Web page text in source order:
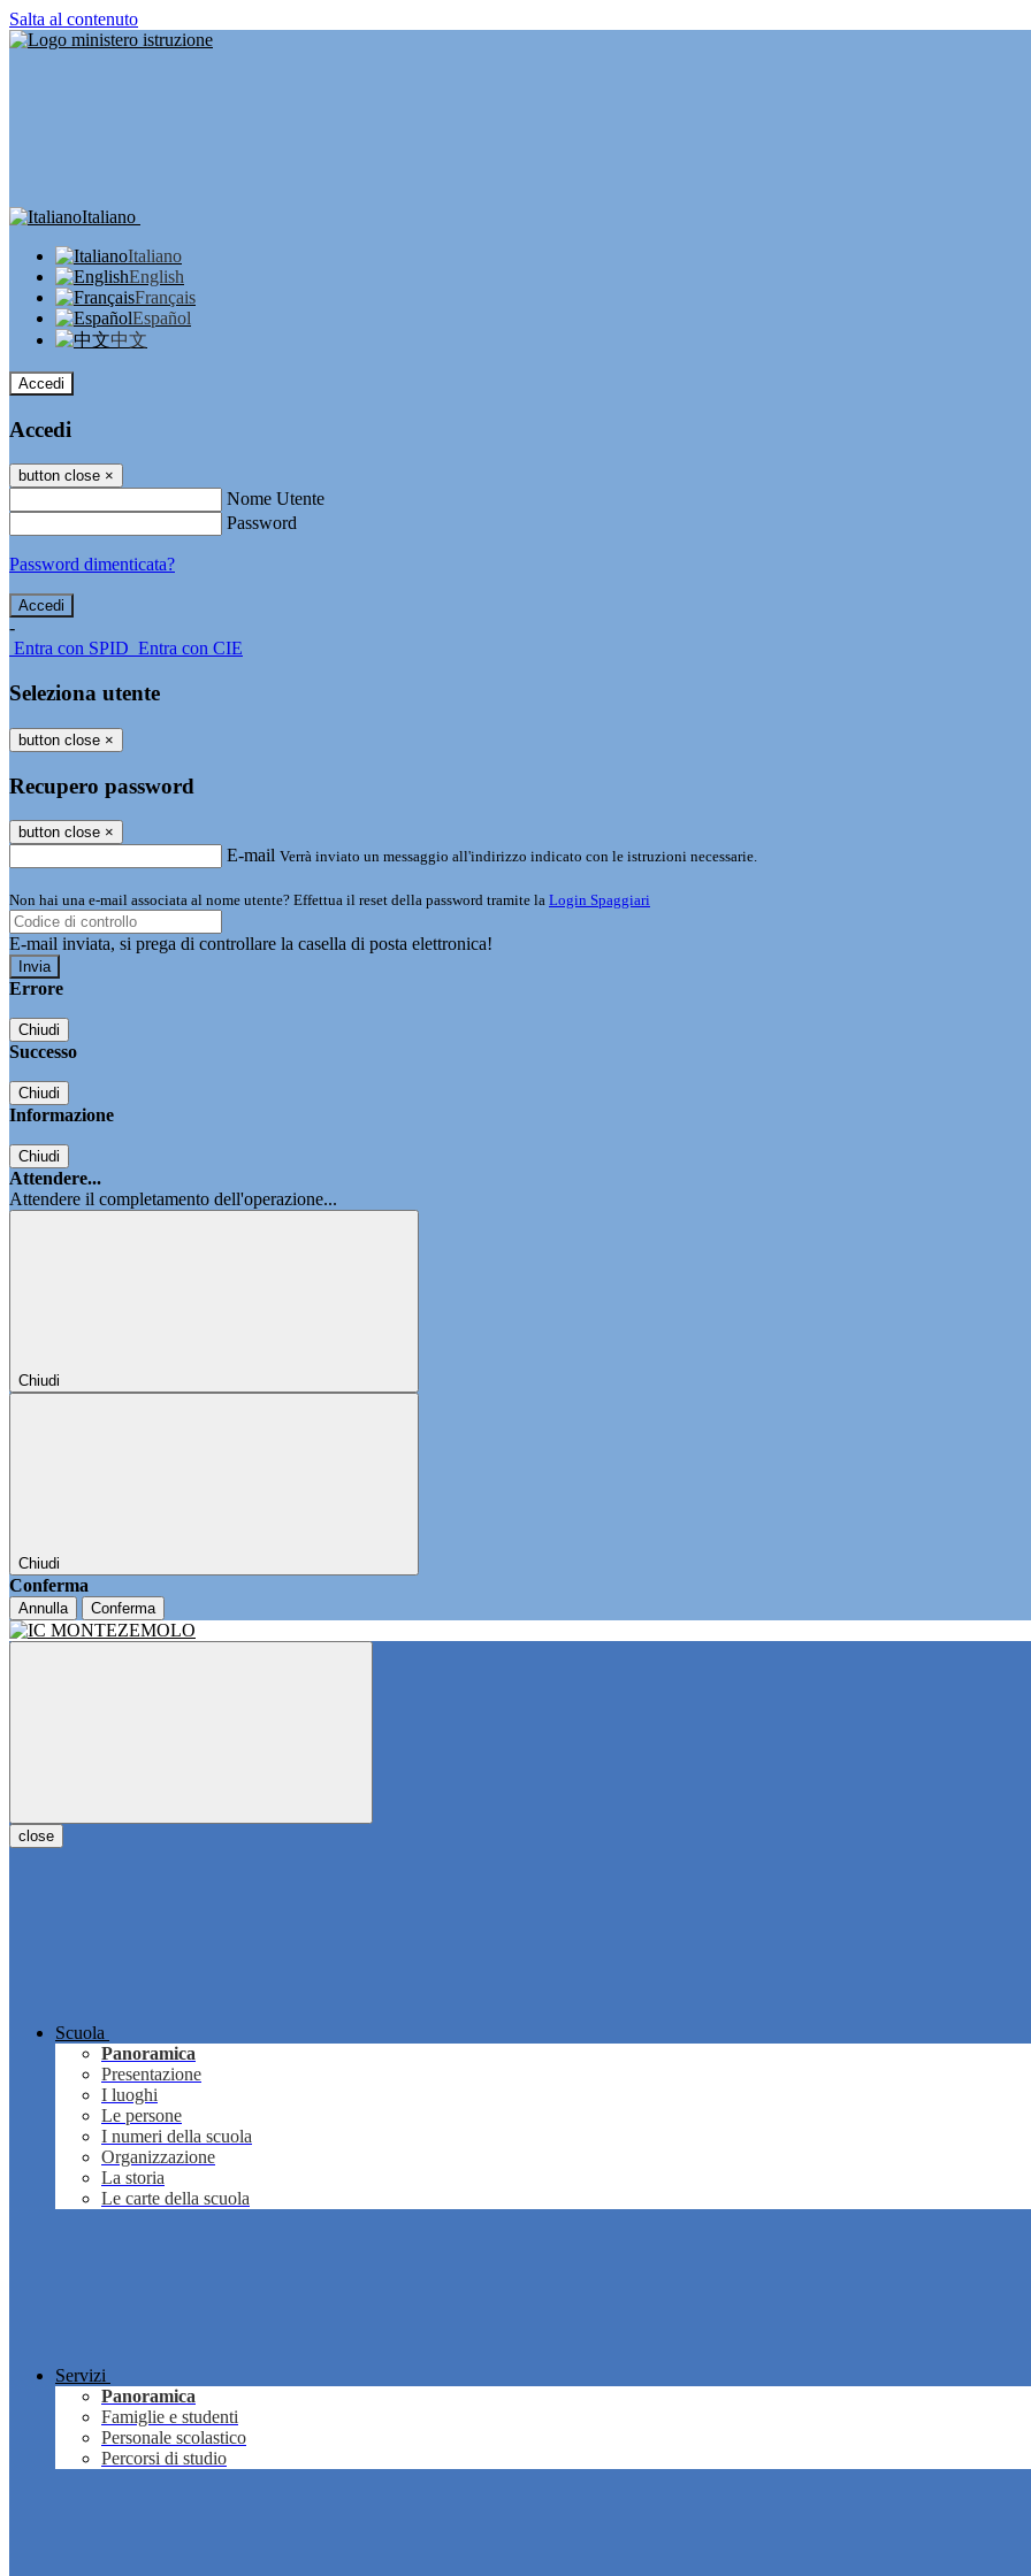
Salta al contenuto
Italiano
Italiano
English
Français
Español
中文
Accedi
Accedi
button close ×
Nome Utente
Password
Password dimenticata?
-
Entra con SPID Entra con CIE
Seleziona utente
button close ×
Recupero password
button close ×
E-mail Verrà inviato un messaggio all'indirizzo indicato con le istruzioni necessarie.
Non hai una e-mail associata al nome utente? Effettua il reset della password tramite la Login Spaggiari
E-mail inviata, si prega di controllare la casella di posta elettronica!
Errore
Chiudi
Successo
Chiudi
Informazione
Chiudi
Attendere...
Attendere il completamento dell'operazione...
Chiudi
Chiudi
Conferma
Annulla Conferma
close
Scuola
Panoramica
Presentazione
I luoghi
Le persone
I numeri della scuola
Organizzazione
La storia
Le carte della scuola
Servizi
Panoramica
Famiglie e studenti
Personale scolastico
Percorsi di studio